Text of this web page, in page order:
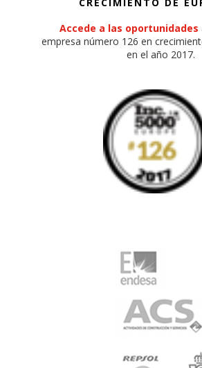
CRECIMIENTO DE
Accede a las oportunidades
empresa número 126 en
en el año 2017.